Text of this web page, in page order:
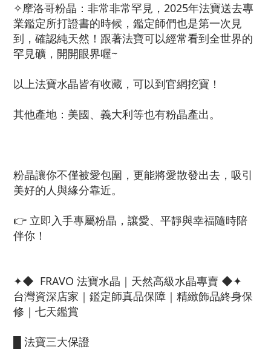
✧摩洛哥粉晶：非常非常罕見，2025年法寶送去專
業鑑定所打證書的時候，鑑定師們也是第一次見
到，確認純天然！跟著法寶可以經常看到全世界的
罕見礦，開開眼界喔~
以上法寶水晶皆有收藏，可以到官網挖寶！
其他產地：美國、義大利等也有粉晶產出。
粉晶讓你不僅被愛包圍，更能將愛散發出去，吸引
美好的人與緣分靠近。
👉 立即入手專屬粉晶，讓愛、平靜與幸福隨時陪
伴你！
✦◆ FRAVO 法寶水晶｜天然高級水晶專賣 ◆✦
台灣資深店家｜鑑定師真品保障｜精緻飾品終身保
修｜七天鑑賞
█ 法寶三大保證